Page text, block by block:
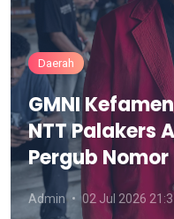
Daerah
GMNI
NTT Palakers
Pergub Nomor
Admin 02 Jul 2026